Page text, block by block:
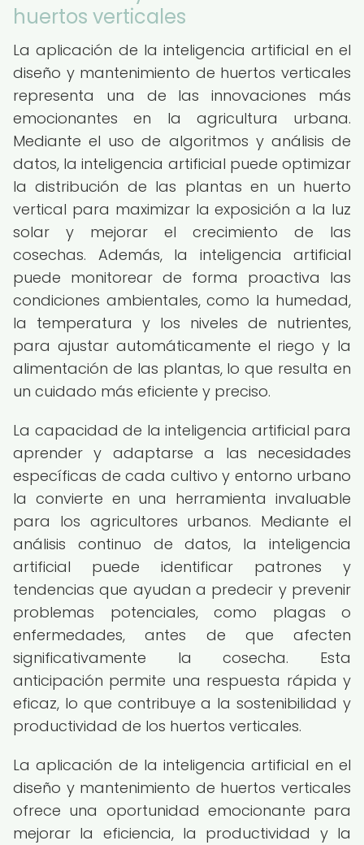
huertos verticales
La aplicación de la inteligencia artificial en el
diseño y mantenimiento de huertos verticales
representa una de las innovaciones más
emocionantes en la agricultura urbana.
Mediante el uso de algoritmos y análisis de
datos, la inteligencia artificial puede optimizar
la distribución de las plantas en un huerto
vertical para maximizar la exposición a la luz
solar y mejorar el crecimiento de las
cosechas. Además, la inteligencia artificial
puede monitorear de forma proactiva las
condiciones ambientales, como la humedad,
la temperatura y los niveles de nutrientes,
para ajustar automáticamente el riego y la
alimentación de las plantas, lo que resulta en
un cuidado más eficiente y preciso.
La capacidad de la inteligencia artificial para
aprender y adaptarse a las necesidades
específicas de cada cultivo y entorno urbano
la convierte en una herramienta invaluable
para los agricultores urbanos. Mediante el
análisis continuo de datos, la inteligencia
artificial puede identificar patrones y
tendencias que ayudan a predecir y prevenir
problemas potenciales, como plagas o
enfermedades, antes de que afecten
significativamente la cosecha. Esta
anticipación permite una respuesta rápida y
eficaz, lo que contribuye a la sostenibilidad y
productividad de los huertos verticales.
La aplicación de la inteligencia artificial en el
diseño y mantenimiento de huertos verticales
ofrece una oportunidad emocionante para
mejorar la eficiencia, la productividad y la